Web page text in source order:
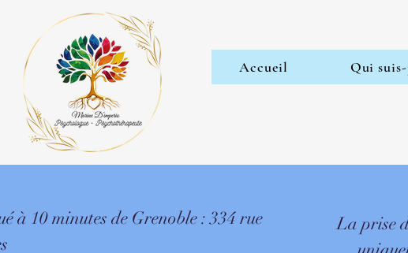
Accueil Qui
à 10 minutes de Grenoble : 334 rue
La prise